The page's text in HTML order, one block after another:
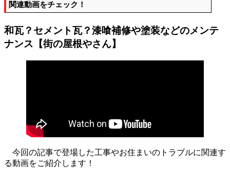
関連動画をチェック！
和瓦？セメント瓦？漆喰補修や塗装などのメンテ
ナンス【街の屋根やさん】
今回の記事で登場した工事やお住まいのトラブルに関連す
る動画をご紹介します！